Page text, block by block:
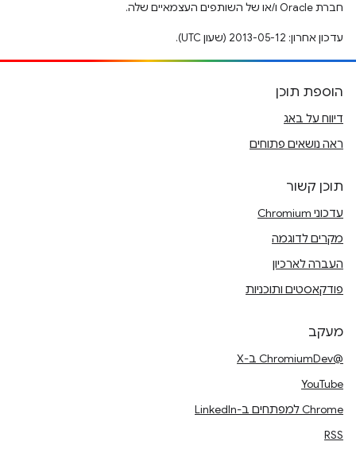
חברת Oracle ו/או של השותפים העצמאיים שלה.
עדכון אחרון: 2013-05-12 (שעון UTC).
הוספת תוכן
דיווח על באג
ראה נושאים פתוחים
תוכן קשור
עדכוני Chromium
מקרים לדוגמה
העברה לארכיון
פודקאסטים ותוכניות
מעקב
@ChromiumDev ב-X
YouTube
Chrome למפתחים ב-LinkedIn
RSS